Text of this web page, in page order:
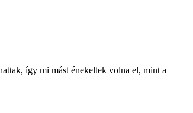
így mi mást énekeltek volna el, mint a